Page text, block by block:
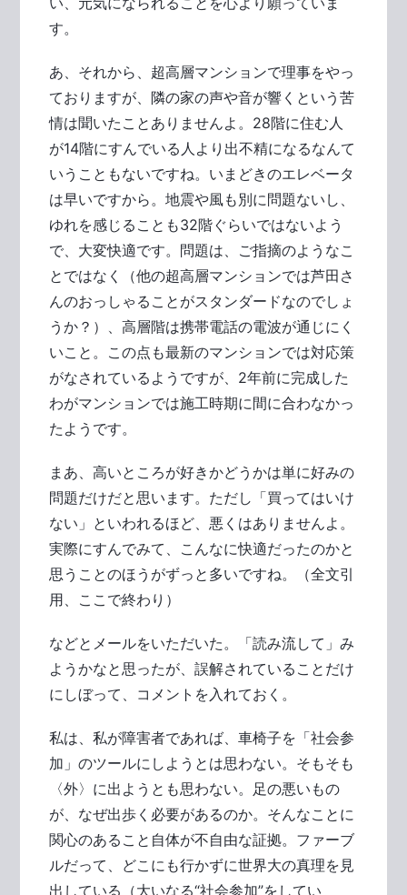
す。
あ、それから、超高層マンションで理事をやっ
ておりますが、隣の家の声や音が響くという苦
情は聞いたことありませんよ。28階に住む人
が14階にすんでいる人より出不精になるなんて
いうこともないですね。いまどきのエレベータ
は早いですから。地震や風も別に問題ないし、
ゆれを感じることも32階ぐらいではないよう
で、大変快適です。問題は、ご指摘のようなこ
とではなく（他の超高層マンションでは芦田さ
んのおっしゃることがスタンダードなのでしょ
うか？）、高層階は携帯電話の電波が通じにく
いこと。この点も最新のマンションでは対応策
がなされているようですが、2年前に完成した
わがマンションでは施工時期に間に合わなかっ
たようです。
まあ、高いところが好きかどうかは単に好みの
問題だけだと思います。ただし「買ってはいけ
ない」といわれるほど、悪くはありませんよ。
実際にすんでみて、こんなに快適だったのかと
思うことのほうがずっと多いですね。（全文引
用、ここで終わり）
などとメールをいただいた。「読み流して」み
ようかなと思ったが、誤解されていることだけ
にしぼって、コメントを入れておく。
私は、私が障害者であれば、車椅子を「社会参
加」のツールにしようとは思わない。そもそも
〈外〉に出ようとも思わない。足の悪いもの
が、なぜ出歩く必要があるのか。そんなことに
関心のあること自体が不自由な証拠。ファーブ
ルだって、どこにも行かずに世界大の真理を見
出している（大いなる“社会参加”をしてい